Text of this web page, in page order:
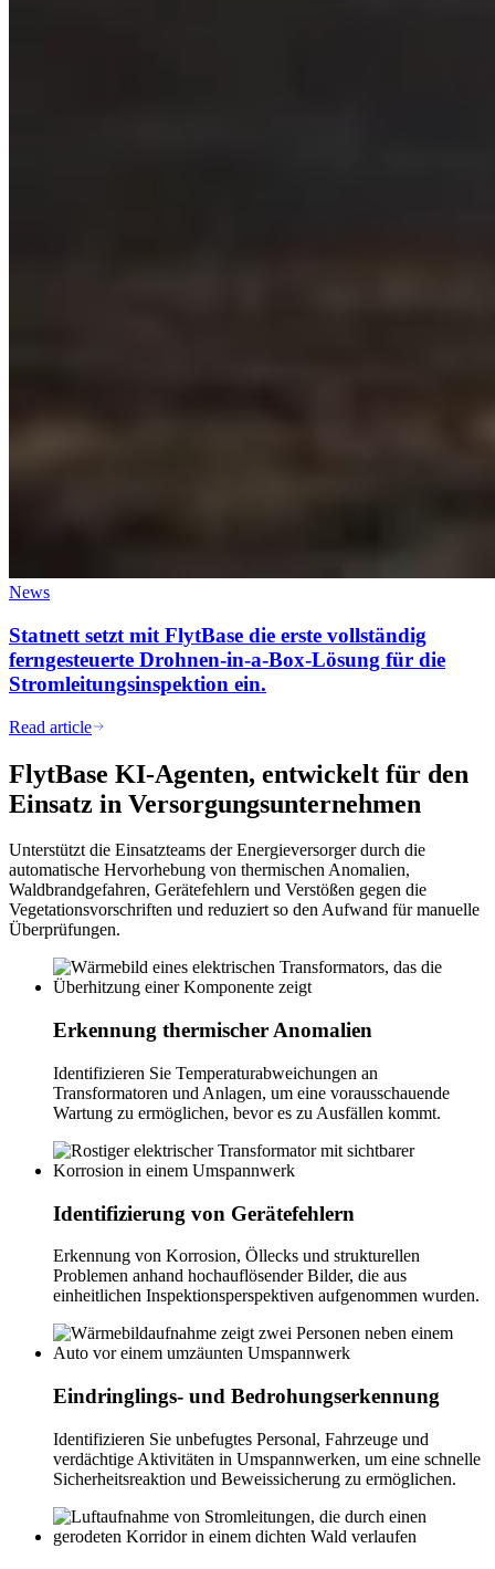
News
Statnett setzt mit FlytBase die erste vollständig
ferngesteuerte Drohnen-in-a-Box-Lösung für die
Stromleitungsinspektion ein.
Read article
FlytBase KI-Agenten, entwickelt für den
Einsatz in Versorgungsunternehmen
Unterstützt die Einsatzteams der Energieversorger durch die
automatische Hervorhebung von thermischen Anomalien,
Waldbrandgefahren, Gerätefehlern und Verstößen gegen die
Vegetationsvorschriften und reduziert so den Aufwand für manuelle
Überprüfungen.
Erkennung thermischer Anomalien
Identifizieren Sie Temperaturabweichungen an
Transformatoren und Anlagen, um eine vorausschauende
Wartung zu ermöglichen, bevor es zu Ausfällen kommt.
Identifizierung von Gerätefehlern
Erkennung von Korrosion, Öllecks und strukturellen
Problemen anhand hochauflösender Bilder, die aus
einheitlichen Inspektionsperspektiven aufgenommen wurden.
Eindringlings- und Bedrohungserkennung
Identifizieren Sie unbefugtes Personal, Fahrzeuge und
verdächtige Aktivitäten in Umspannwerken, um eine schnelle
Sicherheitsreaktion und Beweissicherung zu ermöglichen.